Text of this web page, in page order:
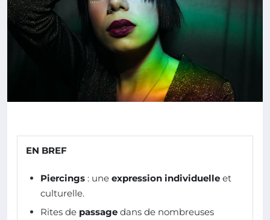
EN BREF
Piercings : une expression individuelle et
culturelle.
Rites de passage dans de nombreuses